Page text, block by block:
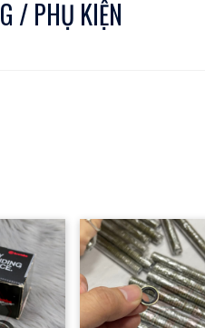
/ PHỤ KIỆN